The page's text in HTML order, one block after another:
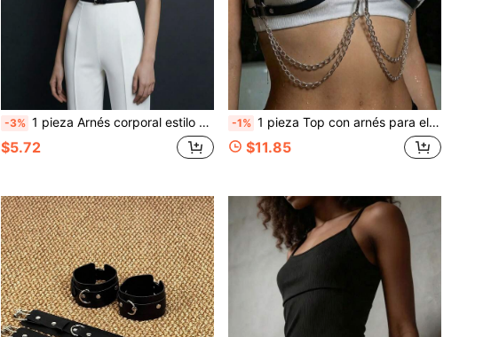
-3% 1 pieza Arnés corporal estilo punk de cuero PU con tiras decorativas, accesorio de ropa gótica, apto para uso diario
$5.72
-1% 1 pieza Top con arnés para el pecho de mujer, correa corporal ajustable de cuero PU, estilo minimalista para uso diario y fiesta de Halloween en el club
$11.85